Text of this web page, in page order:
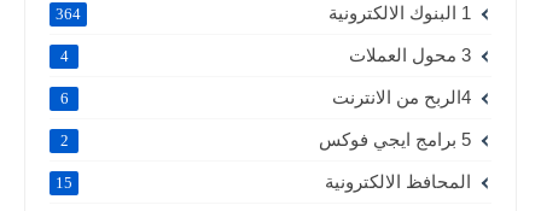
1 البنوك الالكترونية 364
3 محول العملات 4
4الربح من الانترنت 6
5 برامج ايجي فوكس 2
المحافظ الالكترونية 15